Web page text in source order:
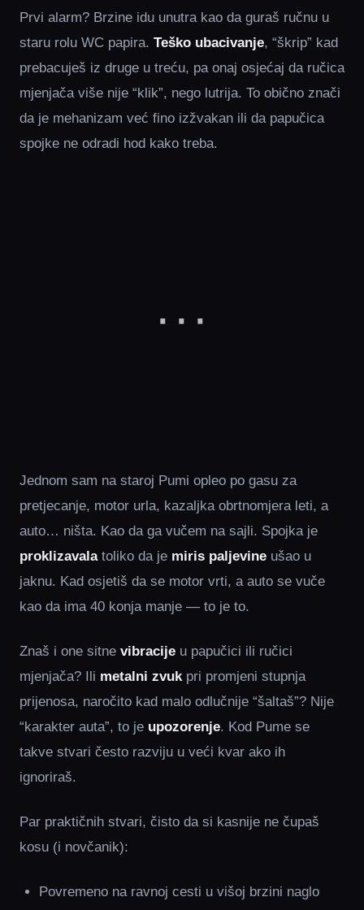
Prvi alarm? Brzine idu unutra kao da guraš ručnu u
staru rolu WC papira. Teško ubacivanje, “škrip” kad
prebacuješ iz druge u treću, pa onaj osjećaj da ručica
mjenjača više nije “klik”, nego lutrija. To obično znači
da je mehanizam već fino izžvakan ili da papučica
spojke ne odradi hod kako treba.
Jednom sam na staroj Pumi opleo po gasu za
pretjecanje, motor urla, kazaljka obrtnomjera leti, a
auto… ništa. Kao da ga vučem na sajli. Spojka je
proklizavalatoliko da je miris paljevine ušao u
jaknu. Kad osjetiš da se motor vrti, a auto se vuče
kao da ima 40 konja manje — to je to.
Znaš i one sitne vibracije u papučici ili ručici
mjenjača? Ili metalni zvukpri promjeni stupnja
prijenosa, naročito kad malo odlučnije “šaltaš”? Nije
“karakter auta”, to je upozorenje. Kod Pume se
takve stvari često razviju u veći kvar ako ih
ignoriraš.
Par praktičnih stvari, čisto da si kasnije ne čupaš
kosu (i novčanik):
Povremeno na ravnoj cesti u višoj brzini naglo